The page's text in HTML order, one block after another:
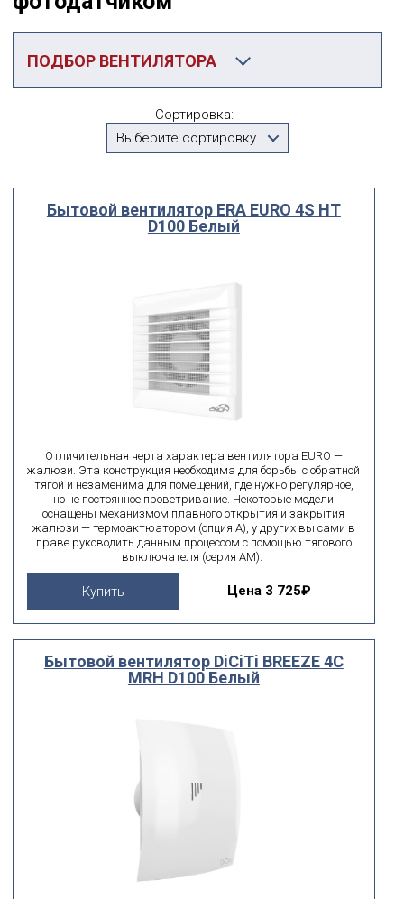
ПОДБОР ВЕНТИЛЯТОРА
С фототаймером
Выберите...
поиск по id
Сбросить фильтр подобрать
Сортировка:
Выберите сортировку
Бытовой вентилятор ERA EURO 4S HT
D100 Белый
Отличительная черта характера вентилятора EURO —
жалюзи. Эта конструкция необходима для борьбы с обратной
тягой и незаменима для помещений, где нужно регулярное,
но не постоянное проветривание. Некоторые модели
оснащены механизмом плавного открытия и закрытия
жалюзи — термоактюатором (опция А), у других вы сами в
праве руководить данным процессом с помощью тягового
выключателя (серия АМ).
Купить Цена 3 725₽
Бытовой вентилятор DiCiTi BREEZE 4C
MRH D100 Белый